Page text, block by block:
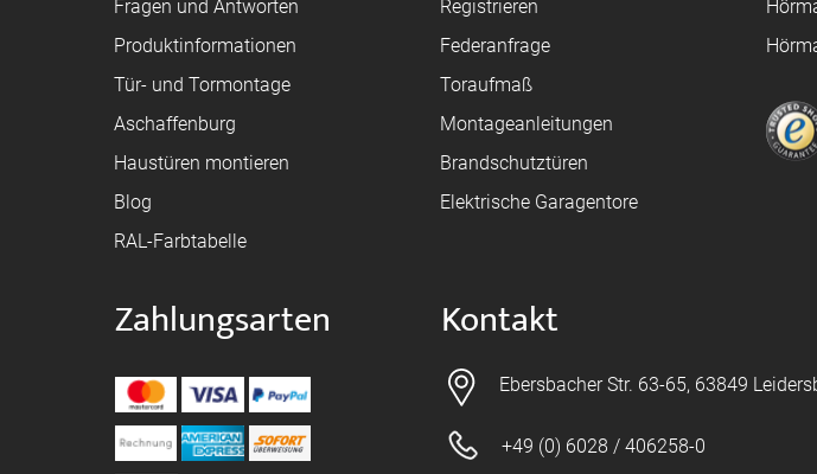
Fragen und Antworten
Produktinformationen
Tür- und Tormontage
Aschaffenburg
Haustüren montieren
Blog
RAL-Farbtabelle
Registrieren
Federanfrage
Toraufmaß
Montageanleitungen
Brandschutztüren
Elektrische Garagentore
Zahlungsarten Kontakt
Ebersbacher Str. 63-65, 63849
+49 (0) 6028 / 406258-0